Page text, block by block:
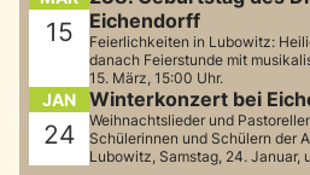
15
Eichendorff
Feierlichkeiten in Lubowitz:
danach Feierstunde mit
15. März, 15:00 Uhr.
JAN
24
Winterkonzert bei
Weihnachtslieder und
Schülerinnen und Schülern der
Lubowitz, Samstag, 24. Januar,